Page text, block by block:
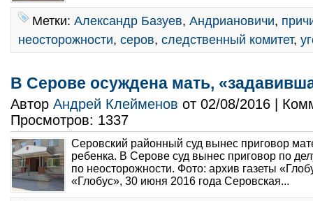
Метки: Александр Базуев, Андриановичи,
неосторожности, серов, следственный комитет,
В Серове осуждена мать,
Автор Андрей Клейменов от 02/08/2016 |
Просмотров: 1337
Серовский районный суд вынес приговор
ребенка. В Серове суд вынес приговор по
по неосторожности. Фото: архив газеты
«Глобус», 30 июня 2016 года Серовская...